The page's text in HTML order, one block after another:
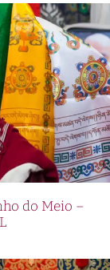
do Meio –